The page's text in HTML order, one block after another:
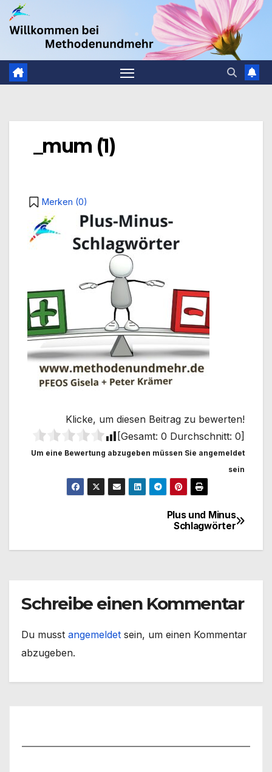
Zum
Inhalt
.
_mum (1)
Merken (0)
Klicke, um diesen Beitrag zu bewerten!
[Gesamt: 0 Durchschnitt: 0]
Um eine Bewertung abzugeben müssen Sie angemeldet
sein
BeitragsnavigationPlus und Minus
Schlagwörter
Schreibe einen Kommentar
Du musst angemeldet sein, um einen Kommentar
abzugeben.